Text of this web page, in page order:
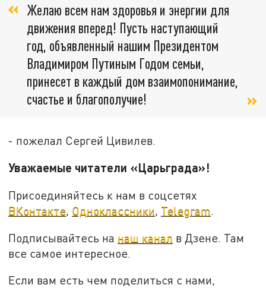
Желаю всем нам здоровья и энергии для
движения вперед! Пусть наступающий
год, объявленный нашим Президентом
Владимиром Путиным Годом семьи,
принесет в каждый дом взаимопонимание,
счастье и благополучие!
- пожелал Сергей Цивилев.
Уважаемые читатели «Царьграда»!
Присоединяйтесь к нам в соцсетях
ВКонтакте, Одноклассники, Telegram.
Подписывайтесь на наш канал в Дзене. Там
все самое интересное.
Если вам есть чем поделиться с нами,